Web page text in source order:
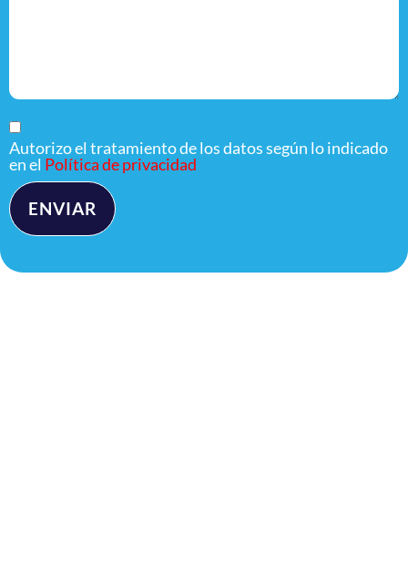
Autorizo el tratamiento de los datos según lo indicado
en el Política de privacidad
ENVIAR